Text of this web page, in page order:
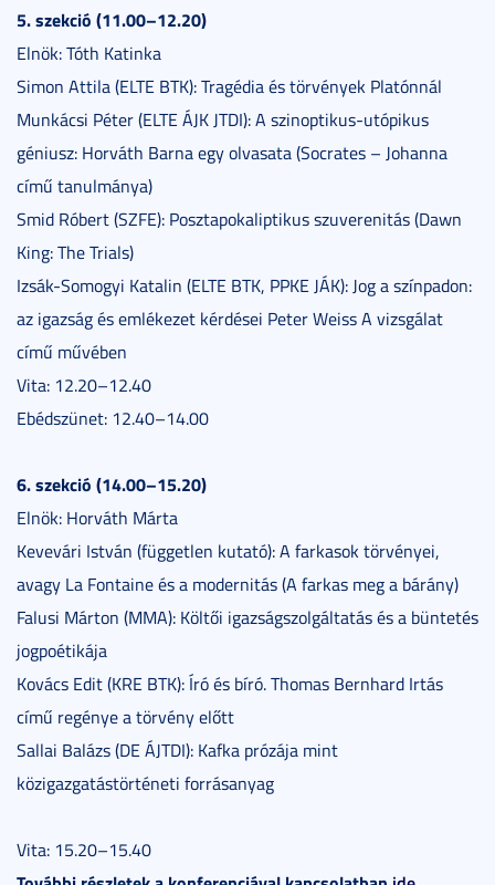
5. szekció (11.00–12.20)
Elnök: Tóth Katinka
Simon Attila (ELTE BTK): Tragédia és törvények Platónnál
Munkácsi Péter (ELTE ÁJK JTDI): A szinoptikus-utópikus
géniusz: Horváth Barna egy olvasata (Socrates – Johanna
című tanulmánya)
Smid Róbert (SZFE): Posztapokaliptikus szuverenitás (Dawn
King: The Trials)
Izsák-Somogyi Katalin (ELTE BTK, PPKE JÁK): Jog a színpadon:
az igazság és emlékezet kérdései Peter Weiss A vizsgálat
című művében
Vita: 12.20–12.40
Ebédszünet: 12.40–14.00
6. szekció (14.00–15.20)
Elnök: Horváth Márta
Kevevári István (független kutató): A farkasok törvényei,
avagy La Fontaine és a modernitás (A farkas meg a bárány)
Falusi Márton (MMA): Költői igazságszolgáltatás és a büntetés
jogpoétikája
Kovács Edit (KRE BTK): Író és bíró. Thomas Bernhard Irtás
című regénye a törvény előtt
Sallai Balázs (DE ÁJTDI): Kafka prózája mint
közigazgatástörténeti forrásanyag
Vita: 15.20–15.40